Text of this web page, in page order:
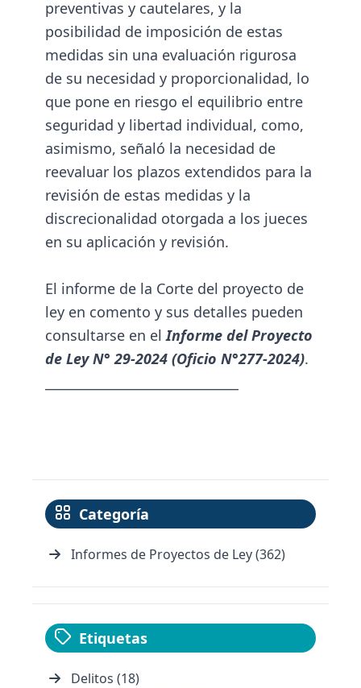
preventivas y cautelares, y la
posibilidad de imposición de estas
medidas sin una evaluación rigurosa
de su necesidad y proporcionalidad, lo
que pone en riesgo el equilibrio entre
seguridad y libertad individual, como,
asimismo, señaló la necesidad de
reevaluar los plazos extendidos para la
revisión de estas medidas y la
discrecionalidad otorgada a los jueces
en su aplicación y revisión.
El informe de la Corte del proyecto de
ley en comento y sus detalles pueden
consultarse en elInforme del Proyecto
de Ley N° 29-2024 (Oficio N°277-2024).
Categoría
Informes de Proyectos de Ley (362)
Etiquetas
Delitos (18)